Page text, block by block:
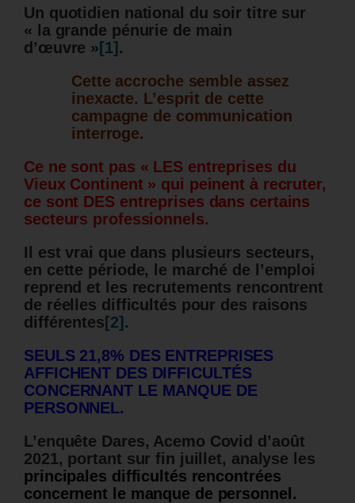
Un quotidien national du soir titre sur
« la grande pénurie de main
d’œuvre » [1] .
Cette accroche semble assez
inexacte. L’esprit de cette
campagne de communication
interroge.
Ce ne sont pas « LES entreprises du
Vieux Continent » qui peinent à recruter,
ce sont DES entreprises dans certains
secteurs professionnels.
Il est vrai que dans plusieurs secteurs,
en cette période, le marché de l’emploi
reprend et les recrutements rencontrent
de réelles difficultés pour des raisons
différentes [2] .
SEULS 21,8% DES ENTREPRISES
AFFICHENT DES DIFFICULTÉS
CONCERNANT LE MANQUE DE
PERSONNEL.
L’enquête Dares, Acemo Covid d’août
2021, portant sur fin juillet, analyse les
principales difficultés rencontrées
concernent le manque de personnel.